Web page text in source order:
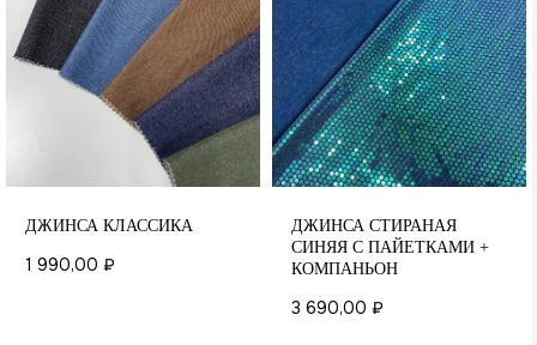
ДЖИНСА КЛАССИКА
1 990,00 ₽
ДЖИНСА СТИРАНАЯ
СИНЯЯ С ПАЙЕТКАМИ +
КОМПАНЬОН
3 690,00 ₽